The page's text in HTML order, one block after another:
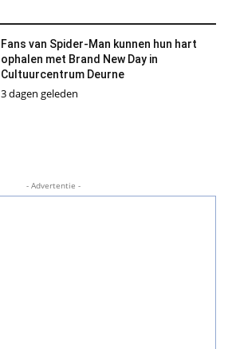
Fans van Spider-Man kunnen hun hart
ophalen met Brand New Day in
Cultuurcentrum Deurne
3 dagen geleden
- Advertentie -